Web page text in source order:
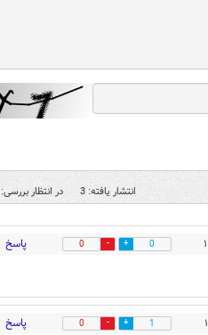
انتشار یافته: 3 در انتظار بررسی: 0
0
0 پاسخ
1
0 پاسخ